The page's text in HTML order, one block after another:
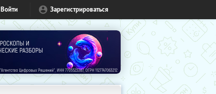
Войти Зарегистрироваться